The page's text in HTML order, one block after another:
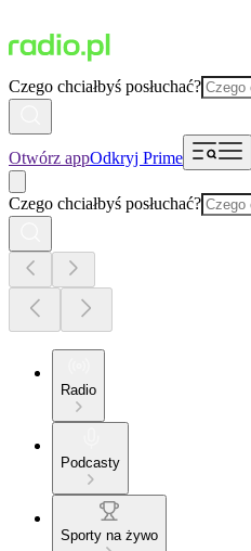
Czego chciałbyś posłuchać?
Otwórz appOdkryj Prime
Czego chciałbyś posłuchać?
Radio
Podcasty
Sporty na żywo